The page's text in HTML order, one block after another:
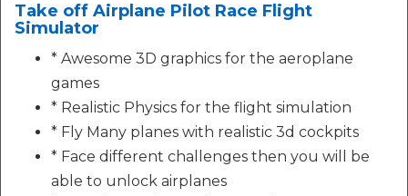
Take off Airplane Pilot Race Flight
Simulator
* Awesome 3D graphics for the aeroplane
games
* Realistic Physics for the flight simulation
* Fly Many planes with realistic 3d cockpits
* Face different challenges then you will be
able to unlock airplanes